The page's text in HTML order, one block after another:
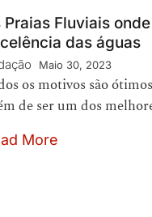
Praias Fluviais
das águas
Maio 30, 2023
os motivos são
de ser um dos
More